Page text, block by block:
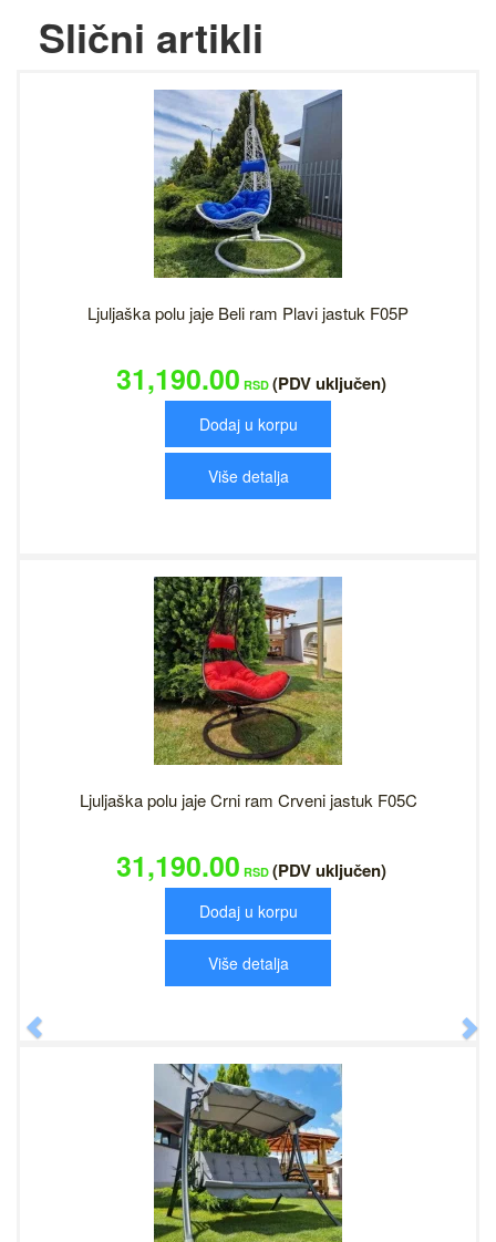
Slični artikli
Ljuljaška polu jaje Beli ram Plavi jastuk F05P
31,190.00 RSD (PDV uključen)
Dodaj u korpu
Više detalja
Ljuljaška polu jaje Crni ram Crveni jastuk F05C
31,190.00 RSD (PDV uključen)
Dodaj u korpu
Više detalja